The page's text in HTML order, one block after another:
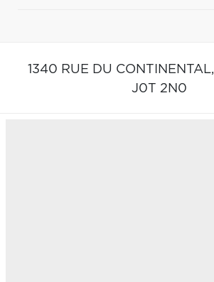
1340 RUE DU CONTINENTAL,
J0T 2N0